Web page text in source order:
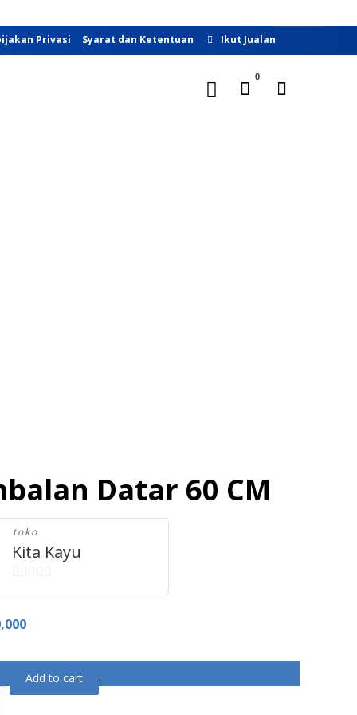
Privasi Syarat dan Ketentuan Ikut Jualan
Datar 60 CM
toko
Kita Kayu
u
Add to cart